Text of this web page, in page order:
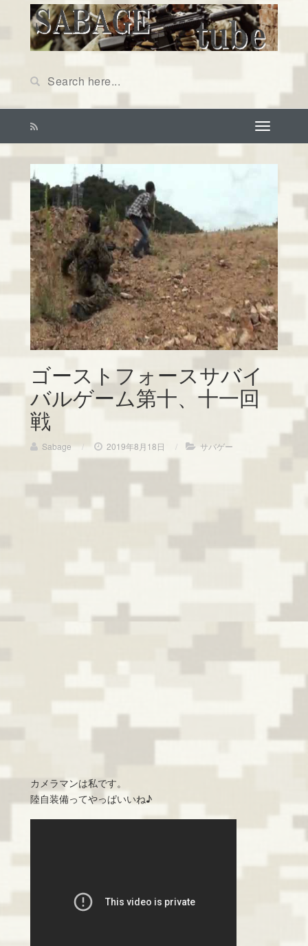
ゴーストフォースサバイ
バルゲーム第十、十一回
戦
Sabage / 2019年8月18日 / サバゲー
カメラマンは私です。
陸自装備ってやっぱいいね♪